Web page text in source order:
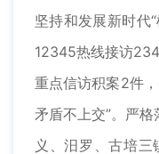
坚持和发展新时代
12345热线接访
重点信访积案2件，
矛盾不上交”。严格
义、汨罗、古培三